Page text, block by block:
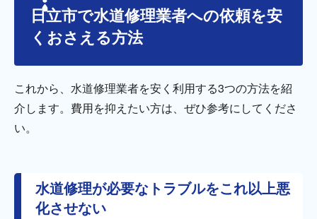
日立市で水道修理業者への依頼を安
くおさえる方法
これから、水道修理業者を安く利用する3つの方法を紹
介します。費用を抑えたい方は、ぜひ参考にしてくださ
い。
水道修理が必要なトラブルをこれ以上悪
化させない